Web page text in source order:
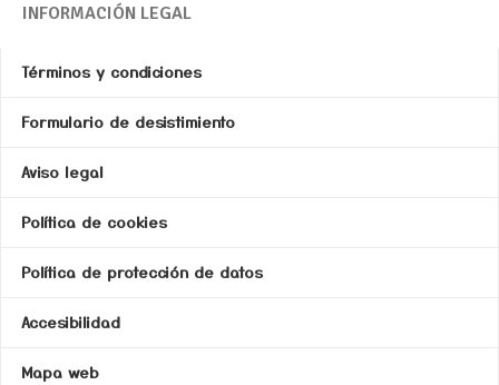
INFORMACIÓN LEGAL
Términos y condiciones
Formulario de desistimiento
Aviso legal
Política de cookies
Política de protección de datos
Accesibilidad
Mapa web